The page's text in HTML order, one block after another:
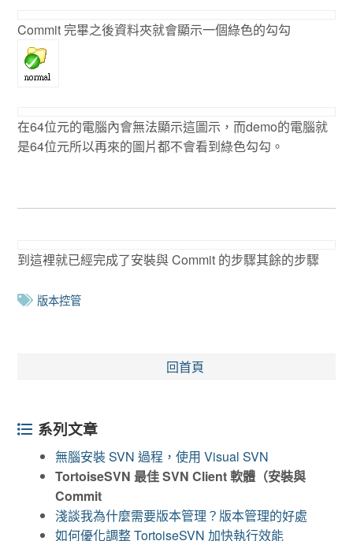
Commit 完畢之後資料夾就會顯示一個綠色的勾勾
在64位元的電腦內會無法顯示這圖示，而demo的電腦就
是64位元所以再來的圖片都不會看到綠色勾勾。
到這裡就已經完成了安裝與 Commit 的步驟其餘的步驟
版本控管
回首頁
系列文章
無腦安裝 SVN 過程，使用 Visual SVN
TortoiseSVN 最佳 SVN Client 軟體（安裝與
Commit
淺談我為什麼需要版本管理？版本管理的好處
如何優化調整 TortoiseSVN 加快執行效能